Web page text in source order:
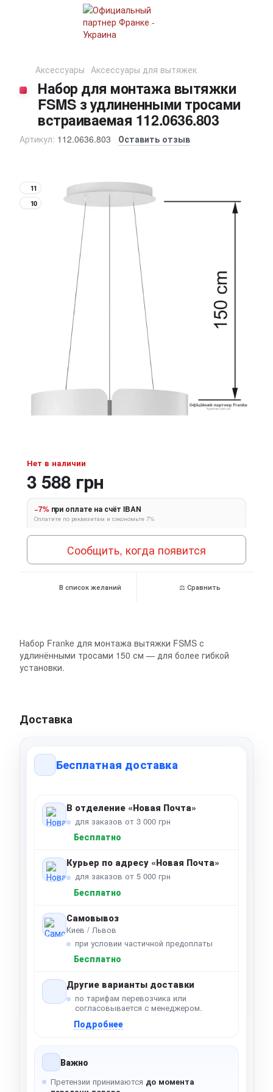
Аксессуары Аксессуары для вытяжек
Набор для монтажа вытяжки
FSMS з удлиненными тросами
встраиваемая 112.0636.803
Артикул: 112.0636.803 Оставить отзыв
11
10
Нет в наличии
3 588 грн
−7% при оплате на счёт IBAN
Оплатите по реквизитам и сэкономьте 7%
Сообщить, когда появится
В список желаний ⚖ Сравнить
Набор Franke для монтажа вытяжки FSMS с
удлинёнными тросами 150 см — для более гибкой
установки.
Доставка
Бесплатная доставка
В отделение «Новая Почта»
для заказов от 3 000 грн
Бесплатно
Курьер по адресу «Новая Почта»
для заказов от 5 000 грн
Бесплатно
Самовывоз
Киев / Львов
при условии частичной предоплаты
Бесплатно
Другие варианты доставки
по тарифам перевозчика или
согласовывается с менеджером.
Подробнее
Важно
Претензии принимаются до момента